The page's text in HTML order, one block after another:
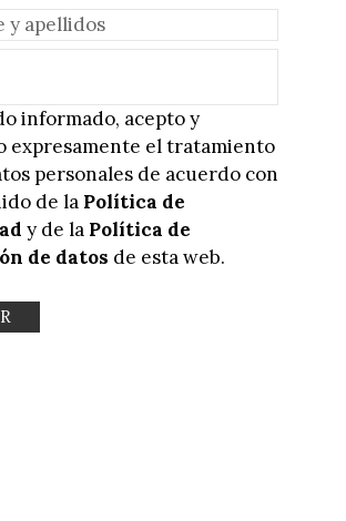
informado, acepto y
expresamente el tratamiento
personales de acuerdo con
de la Política de
y de la Política de
de datos de esta web.